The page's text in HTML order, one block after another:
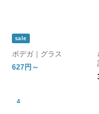
sale
ボデガ｜グラス
627円～